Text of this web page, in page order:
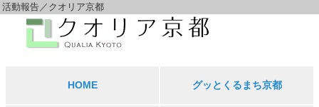
活動報告／クオリア京都
HOME グッとくるまち京都